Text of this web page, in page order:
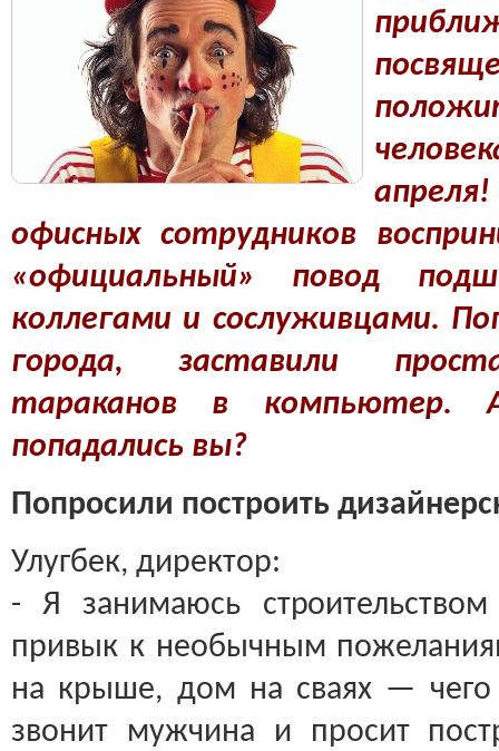
офисных сотрудников
«официальный» повод
коллегами и сослуживцами.
города, заставили
тараканов в
попадались вы?
Попросили построить
Улугбек, директор:
- Я занимаюсь
привык к необычным
на крыше, дом на сваях —
звонит мужчина и просит